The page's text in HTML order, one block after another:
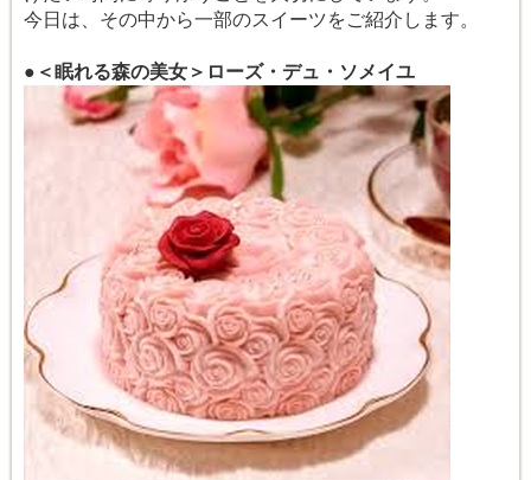
今日は、その中から一部のスイーツをご紹介します。
●＜眠れる森の美女＞ローズ・デュ・ソメイユ